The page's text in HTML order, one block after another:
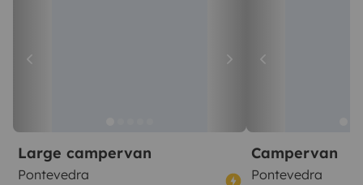
Large campervan
Pontevedra
Campervan
Pontevedra